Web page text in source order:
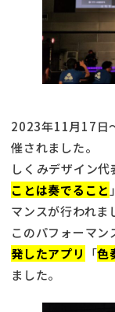
2023年11月17日
催されました。
しくみデザイン
ことは奏でること
マンスが行われま
このパフォーマン
発したアプリ
「色
ました。